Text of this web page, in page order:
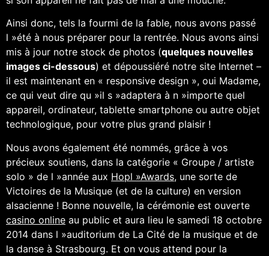
Ainsi donc, tels la fourmi de la fable, nous avons passé
l »été à nous préparer pour la rentrée. Nous avons ainsi
mis à jour notre stock de photos (quelques nouvelles
images ci-dessous) et dépoussiéré notre site Internet –
il est maintenant en « responsive design », oui Madame,
ce qui veut dire qu »il s »adaptera à n »importe quel
appareil, ordinateur, tablette smartphone ou autre objet
technologique, pour votre plus grand plaisir !
Nous avons également été nommés, grâce à vos
précieux soutiens, dans la catégorie « Groupe / artiste
solo » de l »année aux Hopl »Awards, une sorte de
Victoires de la Musique (et de la culture) en version
alsacienne ! Bonne nouvelle, la cérémonie est ouverte
casino online au public et aura lieu le samedi 18 octobre
2014 dans l »auditorium de La Cité de la musique et de
la danse à Strasbourg. Et on vous attend pour la